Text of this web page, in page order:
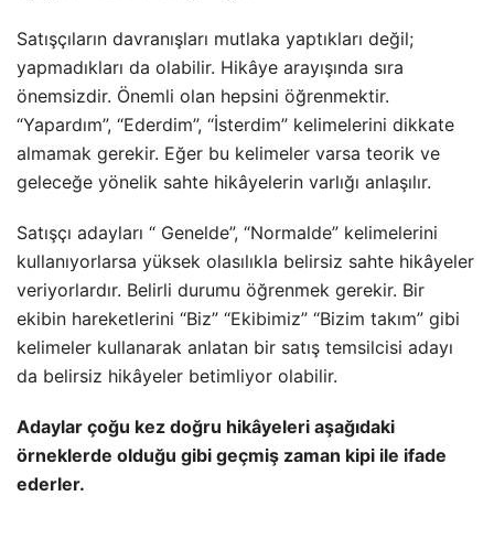
Satışçıların davranışları mutlaka yaptıkları değil;
yapmadıkları da olabilir. Hikâye arayışında sıra
önemsizdir. Önemli olan hepsini öğrenmektir.
“Yapardım”, “Ederdim”, “İsterdim” kelimelerini dikkate
almamak gerekir. Eğer bu kelimeler varsa teorik ve
geleceğe yönelik sahte hikâyelerin varlığı anlaşılır.
Satışçı adayları “ Genelde”, “Normalde” kelimelerini
kullanıyorlarsa yüksek olasılıkla belirsiz sahte hikâyeler
veriyorlardır. Belirli durumu öğrenmek gerekir. Bir
ekibin hareketlerini “Biz” “Ekibimiz” “Bizim takım” gibi
kelimeler kullanarak anlatan bir satış temsilcisi adayı
da belirsiz hikâyeler betimliyor olabilir.
Adaylar çoğu kez doğru hikâyeleri aşağıdaki
örneklerde olduğu gibi geçmiş zaman kipi ile ifade
ederler.